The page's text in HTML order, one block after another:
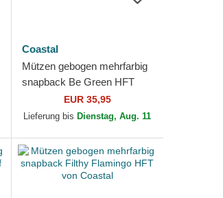
Coastal
Mützen gebogen mehrfarbig
snapback Be Green HFT
von CoastalEUR 35,95
Lieferung bis Dienstag, Aug. 11